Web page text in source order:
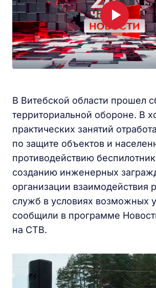
В Витебской области прошел
территориальной обороне. В
практических занятий
по защите объектов и
противодействию
созданию инженерных
организации взаимодействия
служб в условиях возможных
сообщили в программе
на СТВ.